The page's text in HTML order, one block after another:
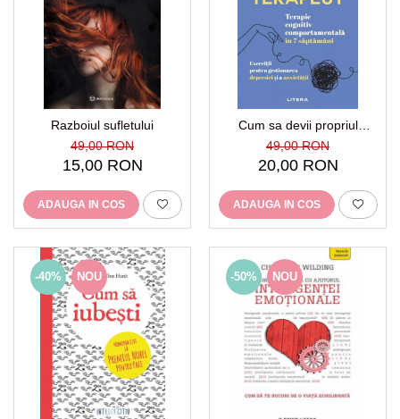
Razboiul sufletului
49,00 RON
15,00 RON
ADAUGA IN COS
Cum sa devii propriul
terapeut
49,00 RON
20,00 RON
ADAUGA IN COS
-40% NOU -50% NOU